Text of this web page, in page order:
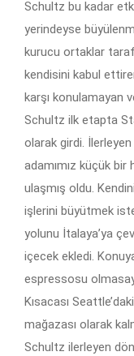
Schultz bu kadar
yerindeyse
kurucu ortaklar
kendisini kabul
karşı konulamayan
Schultz ilk etapta
olarak girdi. İlerleyen
adamımız küçük
ulaşmış oldu.
işlerini büyütmek
yolunu İtalaya’ya
içecek ekledi.
espressosu
Kısacası
mağazası olarak
Schultz ilerleyen